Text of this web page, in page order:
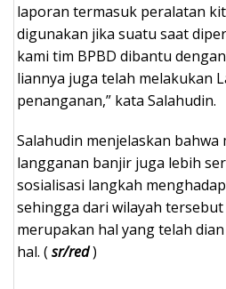
laporan termasuk peralatan
digunakan jika suatu saat
kami tim BPBD dibantu
liannya juga telah melakukan
penanganan,” kata Salahudin.
Salahudin menjelaskan bahwa
langganan banjir juga lebih
sosialisasi langkah
sehingga dari wilayah
merupakan hal yang telah
hal. (sr/red)